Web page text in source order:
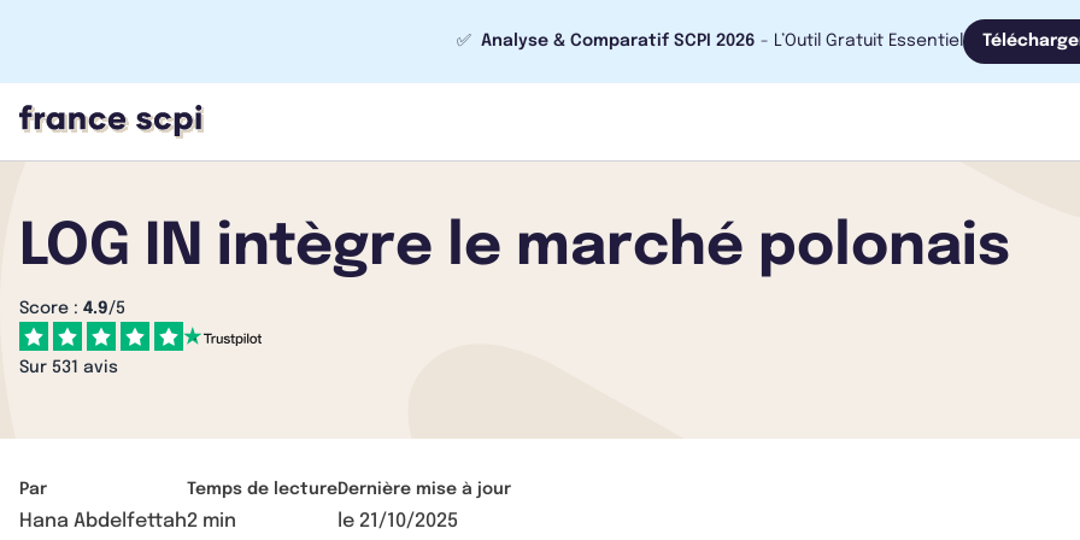
✅ Analyse & Comparatif SCPI 2026 - L’Outil Gratuit Essentiel
LOG IN intègre le marché polonais
Score : 4.9/5
Sur 531 avis
Par
Hana Abdelfettah
Temps de lecture
2 min
Dernière mise à jour
le 21/10/2025